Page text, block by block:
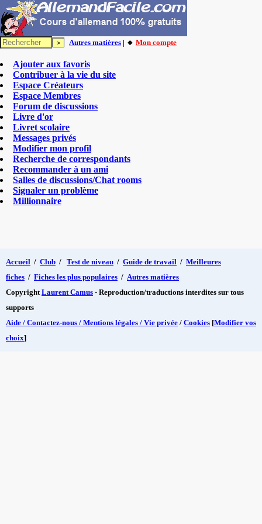
Autres matières | 🔸 Mon compte
Ajouter aux favoris
Contribuer à la vie du site
Espace Créateurs
Espace Membres
Forum de discussions
Livre d'or
Livret scolaire
Messages privés
Modifier mon profil
Recherche de correspondants
Recommander à un ami
Salles de discussions/Chat rooms
Signaler un problème
Millionnaire
Accueil / Club / Test de niveau / Guide de travail / Meilleures
fiches / Fiches les plus populaires / Autres matières
CopyrightLaurent Camus - Reproduction/traductions interdites sur tous
supports
Aide / Contactez-nous / Mentions légales / Vie privée / Cookies [Modifier vos
choix]